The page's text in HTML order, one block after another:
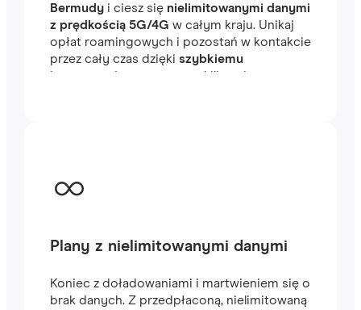
Bermudyi ciesz się nielimitowanymi danymi
z prędkością 5G/4G w całym kraju. Unikaj
opłat roamingowych i pozostań w kontakcie
przez cały czas dzięki szybkiemu
internetowi , gotowemu w kilka minut za
Plany z nielimitowanymi danymi
Koniec z doładowaniami i martwieniem się o
brak danych. Z przedpłaconą, nielimitowaną